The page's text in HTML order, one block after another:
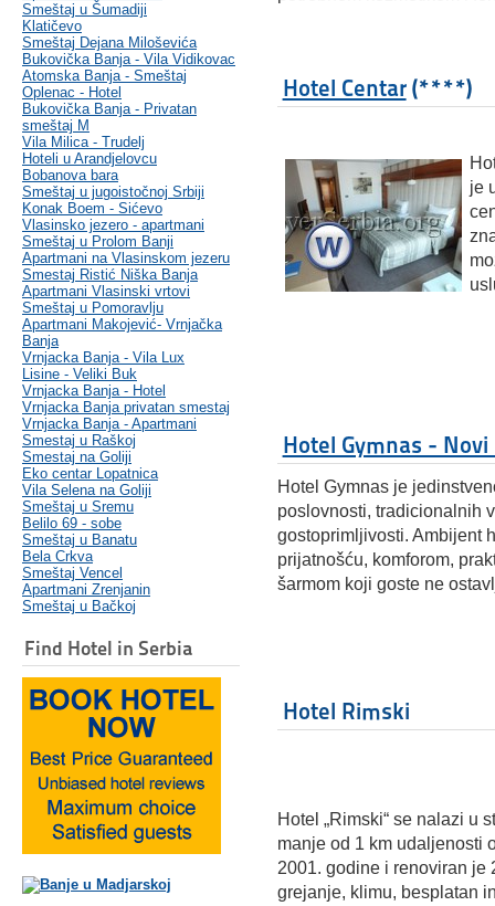
Smeštaj u Šumadiji
Klatičevo
Smeštaj Dejana Miloševića
Bukovička Banja - Vila Vidikovac
Atomska Banja - Smeštaj
Oplenac - Hotel
Bukovička Banja - Privatan
smeštaj M
Vila Milica - Trudelj
Hoteli u Arandjelovcu
Bobanova bara
Smeštaj u jugoistočnoj Srbiji
Konak Boem - Sićevo
Vlasinsko jezero - apartmani
Smeštaj u Prolom Banji
Apartmani na Vlasinskom jezeru
Smestaj Ristić Niška Banja
Apartmani Vlasinski vrtovi
Smeštaj u Pomoravlju
Apartmani Makojević- Vrnjačka
Banja
Vrnjacka Banja - Vila Lux
Lisine - Veliki Buk
Vrnjacka Banja - Hotel
Vrnjacka Banja privatan smestaj
Vrnjacka Banja - Apartmani
Smestaj u Raškoj
Smestaj na Goliji
Eko centar Lopatnica
Vila Selena na Goliji
Smeštaj u Sremu
Belilo 69 - sobe
Smeštaj u Banatu
Bela Crkva
Smeštaj Vencel
Apartmani Zrenjanin
Smeštaj u Bačkoj
Find Hotel in Serbia
Hotel Centar(****)
je
Hotel Gymnas - Novi
Hotel Gymnas je
poslovnosti, tradicionalnih
gostoprimljivosti. Ambijent
prijatnošću, komforom,
šarmom koji goste ne
Hotel Rimski
Hotel „Rimski“ se nalazi u
manje od 1 km udaljenosti
2001. godine i renoviran je
grejanje, klimu, besplatan